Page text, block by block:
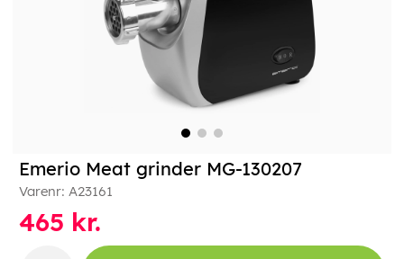
Emerio Meat grinder MG-130207
Varenr: A23161
465 kr.